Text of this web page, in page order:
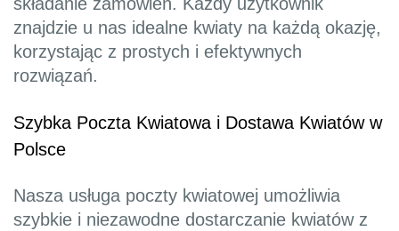
składanie zamówień. Każdy użytkownik
znajdzie u nas idealne kwiaty na każdą okazję,
korzystając z prostych i efektywnych
rozwiązań.
Szybka Poczta Kwiatowa i Dostawa Kwiatów w
Polsce
Nasza usługa poczty kwiatowej umożliwia
szybkie i niezawodne dostarczanie kwiatów z